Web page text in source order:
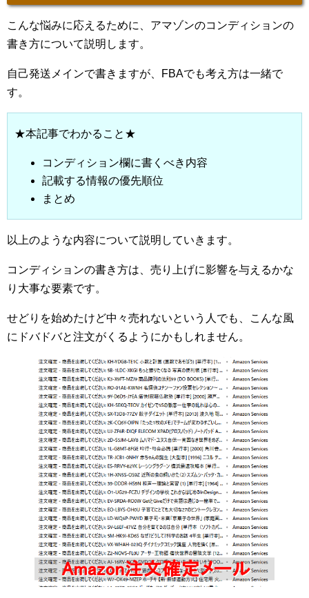
こんな悩みに応えるために、アマゾンのコンディションの
書き方について説明します。
自己発送メインで書きますが、FBAでも考え方は一緒で
す。
★本記事でわかること★
コンディション欄に書くべき内容
記載する情報の優先順位
まとめ
以上のような内容について説明していきます。
コンディションの書き方は、売り上げに影響を与えるかな
り大事な要素です。
せどりを始めたけど中々売れないという人でも、こんな風
にドバドバと注文がくるようにかもしれません。